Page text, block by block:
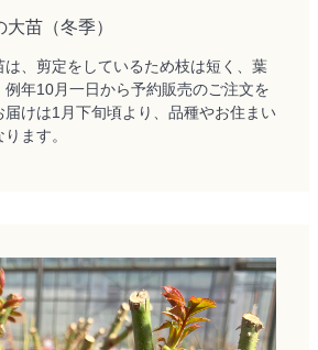
大苗（冬季）
、剪定をしているため枝は短く、葉
例年10月一日から予約販売のご注文を
けは1月下旬頃より、品種やお住まい
ます。